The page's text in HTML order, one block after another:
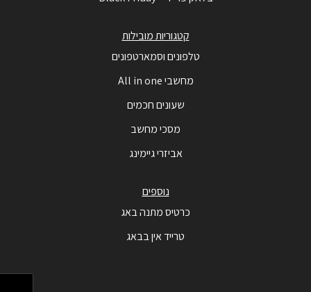
קטגוריות מובילות
טלפונים וסמארטפונים
מחשבי All in one
שעונים חכמים
מסכי מחשב
אביזרי גיימינג
נוספים
כרטיס מתנה באג
טרייד אין בבאג